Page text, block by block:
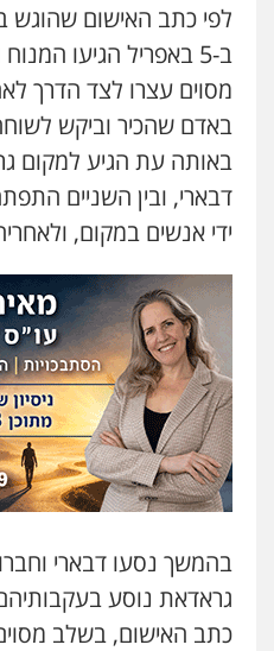
עו"ד קארין
פלילי פשיעה
0507446995
משרד עורכי
פלילי אסירים
0547556464
עו"ד אילן
פלילי פשיעה
0522992110
עו"ד שאדי
פלילי פשיעה
0509230800
גיל דביר –
פלילי פשיעה
0506217771
לפי כתב האישום שהוגש
ב-5 באפריל הגיעו
מסוים עצרו לצד הדרך
באדם שהכיר וביקש
באותה עת הגיע למקום
דבארי, ובין השניים
ידי אנשים במקום,
בהמשך נסעו דבארי
גראדאת נוסע
כתב האישום, בשלב